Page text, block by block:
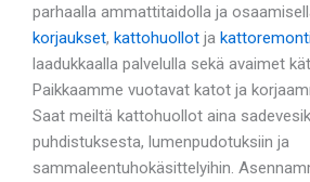
parhaalla ammattitaidolla ja
korjaukset, kattohuollot ja
laadukkaalla palvelulla sekä avaimet
Paikkaamme vuotavat katot ja
Saat meiltä kattohuollot aina
puhdistuksesta, lumenpudotuksiin ja
sammaleentuhokäsittelyihin.